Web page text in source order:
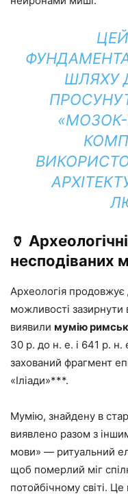
ШЛЯХУ
🏺
несподіваних
Археологія
можливості зазирнути
виявили мумію
30 р. до н. е. і 641 р. н.
захований фрагмент
«Іліади»***.
Мумію, знайдену в
виявлено разом з
мови» — ритуальний
щоб померлий міг
потойбічному світі.